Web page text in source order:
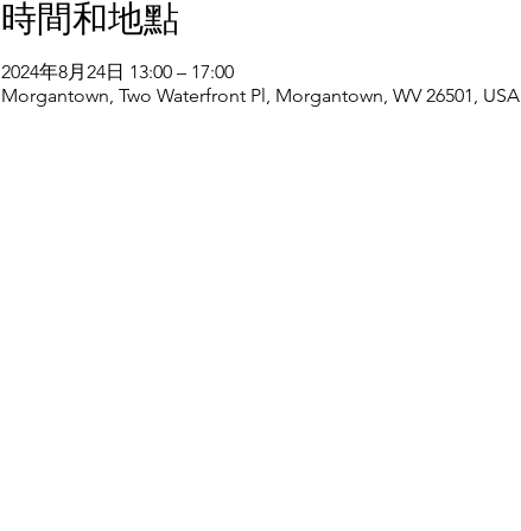
時間和地點
2024年8月24日 13:00 – 17:00
Morgantown, Two Waterfront Pl, Morgantown, WV 26501, USA